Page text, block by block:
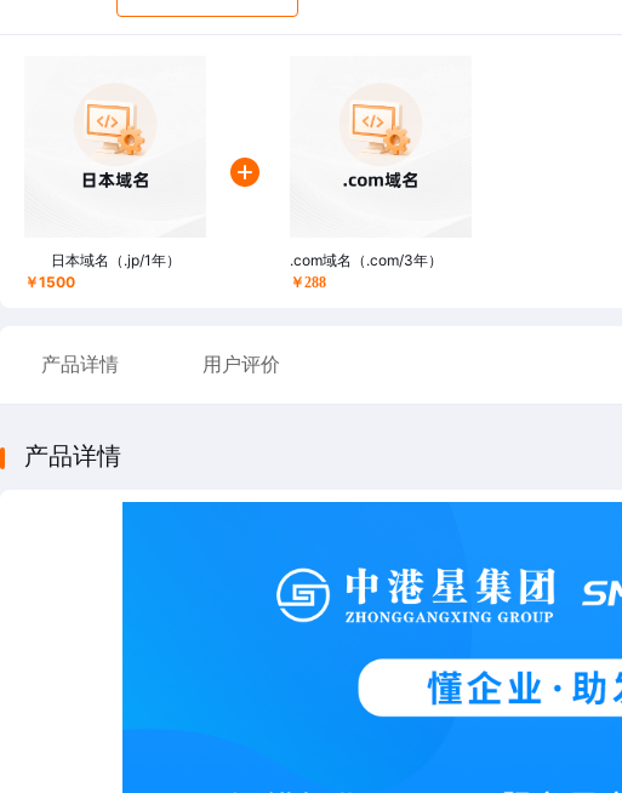
日本域名（.jp/1年）
￥1500
.com域名（.com/3年）
￥288
产品详情 用户评价
产品详情